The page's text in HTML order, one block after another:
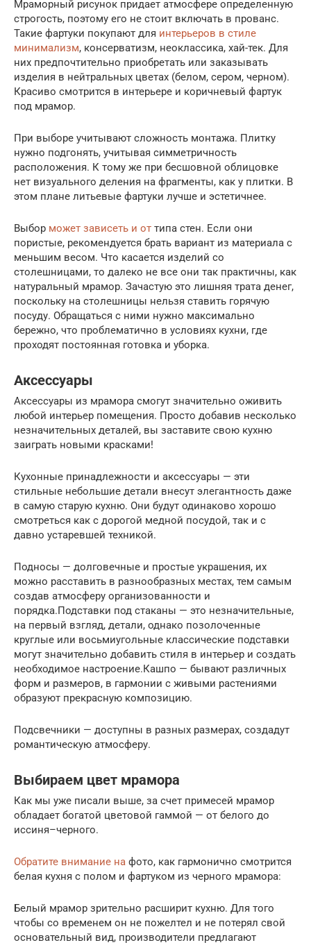
Мраморный рисунок придает атмосфере определенную
строгость, поэтому его не стоит включать в прованс.
Такие фартуки покупают для интерьеров в стиле
минимализм, консерватизм, неоклассика, хай-тек. Для
них предпочтительно приобретать или заказывать
изделия в нейтральных цветах (белом, сером, черном).
Красиво смотрится в интерьере и коричневый фартук
под мрамор.
При выборе учитывают сложность монтажа. Плитку
нужно подгонять, учитывая симметричность
расположения. К тому же при бесшовной облицовке
нет визуального деления на фрагменты, как у плитки. В
этом плане литьевые фартуки лучше и эстетичнее.
Выбор может зависеть и от типа стен. Если они
пористые, рекомендуется брать вариант из материала с
меньшим весом. Что касается изделий со
столешницами, то далеко не все они так практичны, как
натуральный мрамор. Зачастую это лишняя трата денег,
поскольку на столешницы нельзя ставить горячую
посуду. Обращаться с ними нужно максимально
бережно, что проблематично в условиях кухни, где
проходят постоянная готовка и уборка.
Аксессуары
Аксессуары из мрамора смогут значительно оживить
любой интерьер помещения. Просто добавив несколько
незначительных деталей, вы заставите свою кухню
заиграть новыми красками!
Кухонные принадлежности и аксессуары — эти
стильные небольшие детали внесут элегантность даже
в самую старую кухню. Они будут одинаково хорошо
смотреться как с дорогой медной посудой, так и с
давно устаревшей техникой.
Подносы — долговечные и простые украшения, их
можно расставить в разнообразных местах, тем самым
создав атмосферу организованности и
порядка.Подставки под стаканы — это незначительные,
на первый взгляд, детали, однако позолоченные
круглые или восьмиугольные классические подставки
могут значительно добавить стиля в интерьер и создать
необходимое настроение.Кашпо — бывают различных
форм и размеров, в гармонии с живыми растениями
образуют прекрасную композицию.
Подсвечники — доступны в разных размерах, создадут
романтическую атмосферу.
Выбираем цвет мрамора
Как мы уже писали выше, за счет примесей мрамор
обладает богатой цветовой гаммой — от белого до
иссиня–черного.
Обратите внимание на фото, как гармонично смотрится
белая кухня с полом и фартуком из черного мрамора:
Белый мрамор зрительно расширит кухню. Для того
чтобы со временем он не пожелтел и не потерял свой
основательный вид, производители предлагают